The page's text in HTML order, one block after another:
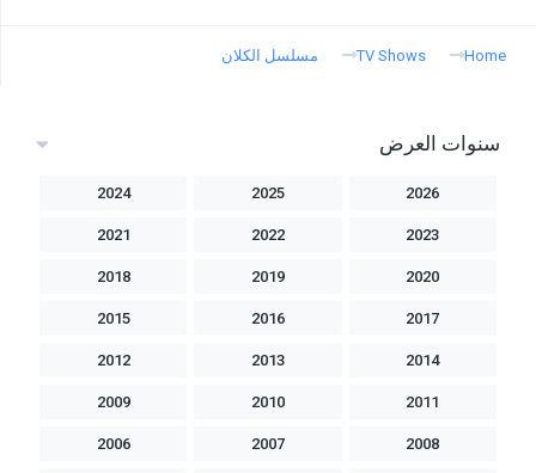
Home
TV Shows مسلسل الكلان
سنوات العرض
2026
2025
2024
2023
2022
2021
2020
2019
2018
2017
2016
2015
2014
2013
2012
2011
2010
2009
2008
2007
2006